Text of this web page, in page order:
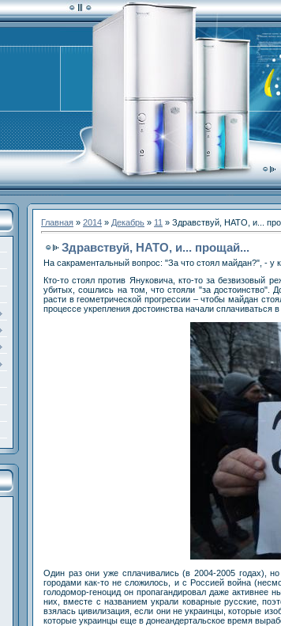
Главная » 2014 » Декабрь » 11 » Здравствуй, НАТО, и...
Здравствуй, НАТО, и... прощай...
На сакраментальный вопрос: "За что стоял майдан?", - у
Кто-то стоял против Януковича, кто-то за безвизовый
убитых, сошлись на том, что стояли "за достоинство".
расти в геометрической прогрессии – чтобы майдан
процессе укрепления достоинства начали сплачиваться
Один раз они уже сплачивались (в 2004-2005 годах),
городами как-то не сложилось, и с Россией война
голодомор-геноцид он пропагандировал даже
них, вместе с названием украли коварные русские,
взялась цивилизация, если они не украинцы, которые
которые украинцы еще в донеандертальское время